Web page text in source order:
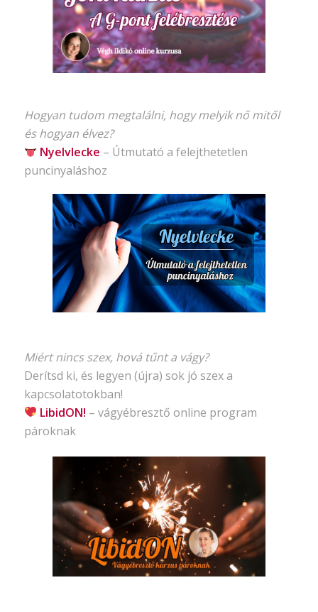
Hogyan tudom megtalálni, hogy melyik nő mitől
és hogyan élvez?
Nyelvlecke – Útmutató a felejthetetlen
puncinyaláshoz
Miért nincs szex, hová tűnt a vágy?
Derítsd ki, és legyen (újra) sok jó szex a
kapcsolatotokban!
LibidON! – vágyébresztő online program
pároknak